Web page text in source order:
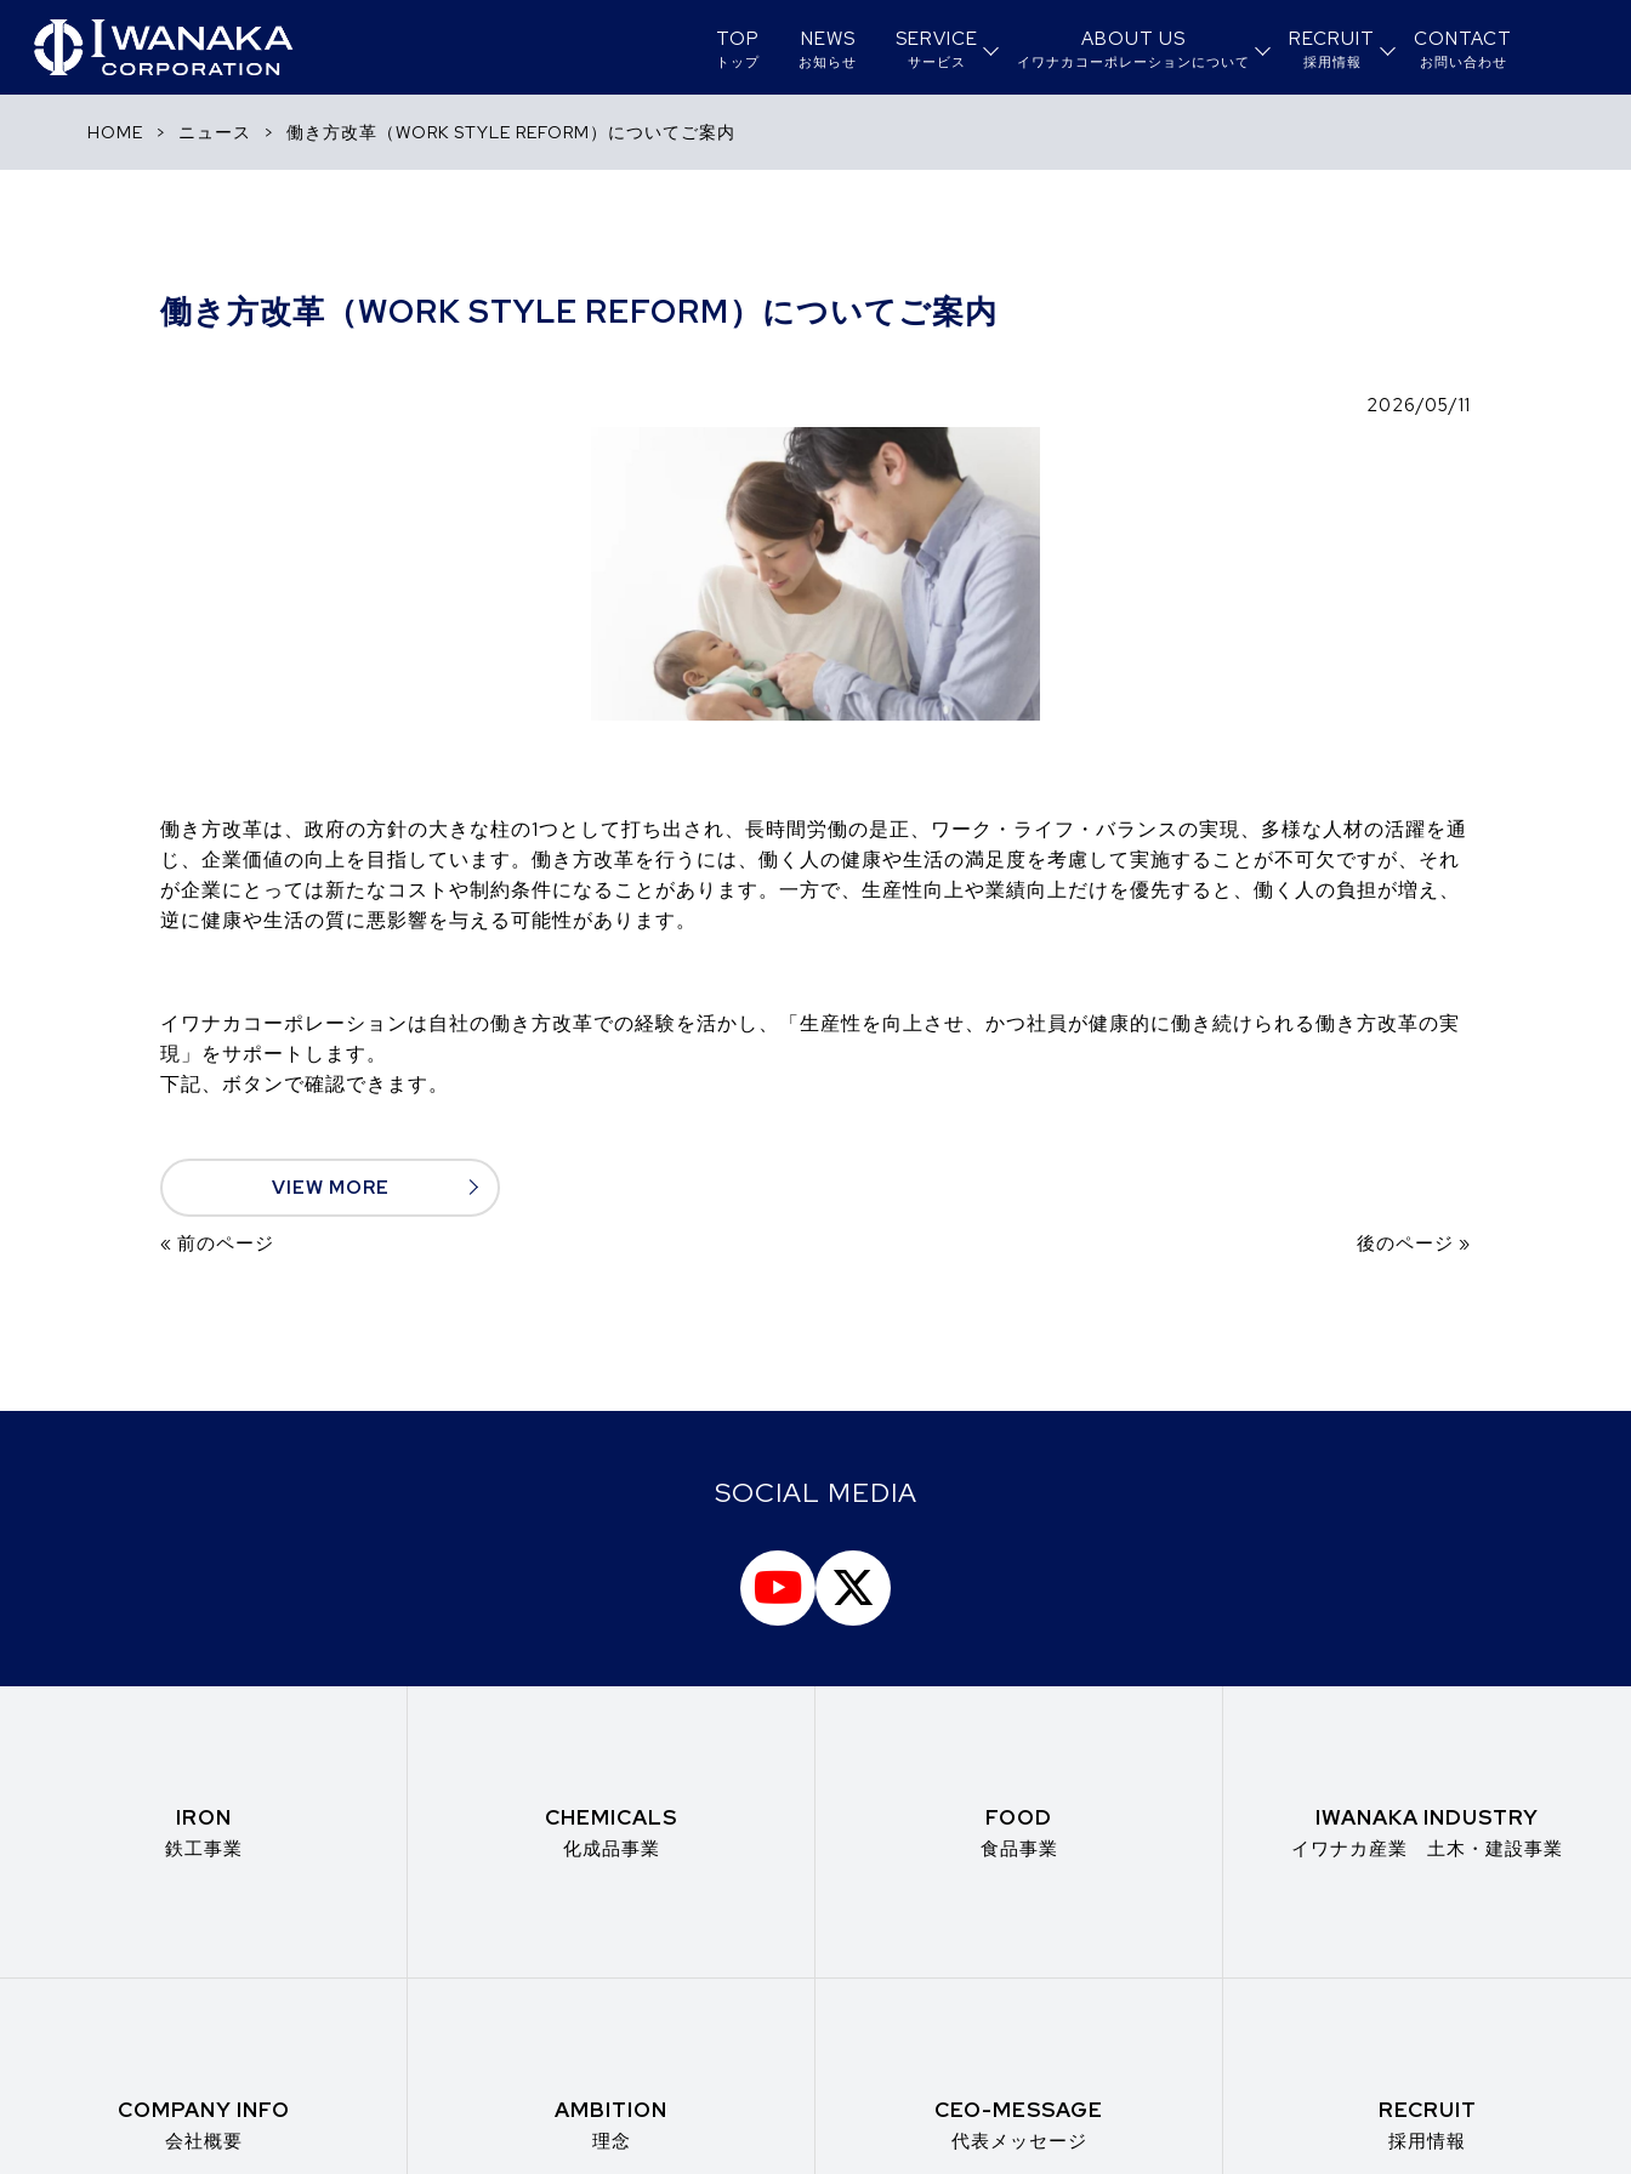
TOP
トップ
NEWS
お知らせ
SERVICE
サービス
ABOUT US
イワナカコーポレーションについて
RECRUIT
採用情報
CONTACT
お問い合わせ
HOME > ニュース > 働き方改革（WORK STYLE REFORM）についてご案内
働き方改革（WORK STYLE REFORM）についてご案内
2026/05/11
働き方改革は、政府の方針の大きな柱の1つとして打ち出され、長時間労働の是正、ワーク・ライフ・バランスの実現、多様な人材の活躍を通
じ、企業価値の向上を目指しています。働き方改革を行うには、働く人の健康や生活の満足度を考慮して実施することが不可欠ですが、それ
が企業にとっては新たなコストや制約条件になることがあります。一方で、生産性向上や業績向上だけを優先すると、働く人の負担が増え、
逆に健康や生活の質に悪影響を与える可能性があります。
イワナカコーポレーションは自社の働き方改革での経験を活かし、「生産性を向上させ、かつ社員が健康的に働き続けられる働き方改革の実
現」をサポートします。
下記、ボタンで確認できます。
VIEW MORE
« 前のページ 後のページ »
SOCIAL MEDIA
IRON
鉄工事業
CHEMICALS
化成品事業
FOOD
食品事業
IWANAKA INDUSTRY
イワナカ産業 土木・建設事業
COMPANY INFO
会社概要
AMBITION
理念
CEO-MESSAGE
代表メッセージ
RECRUIT
採用情報